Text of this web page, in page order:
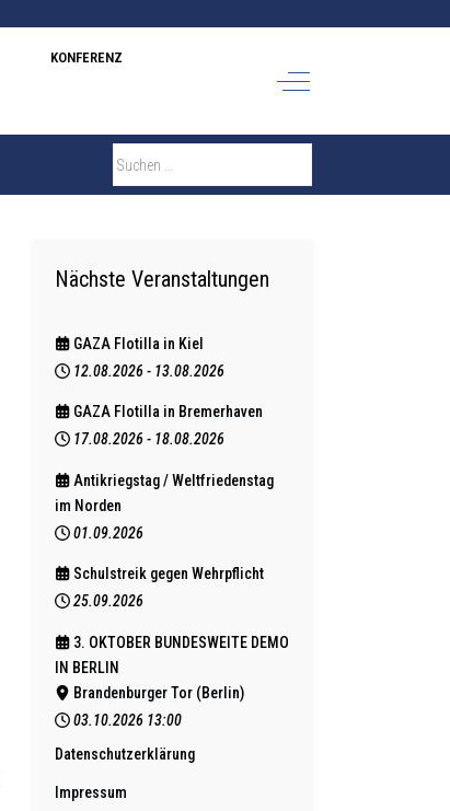
KONFERENZ
Off-Canvas Toggle
Nächste Veranstaltungen
GAZA Flotilla in Kiel
12.08.2026 - 13.08.2026
GAZA Flotilla in Bremerhaven
17.08.2026 - 18.08.2026
Antikriegstag / Weltfriedenstag
im Norden
01.09.2026
Schulstreik gegen Wehrpflicht
25.09.2026
3. OKTOBER BUNDESWEITE DEMO
IN BERLIN
Brandenburger Tor (Berlin)
03.10.2026 13:00
Datenschutzerklärung
Impressum